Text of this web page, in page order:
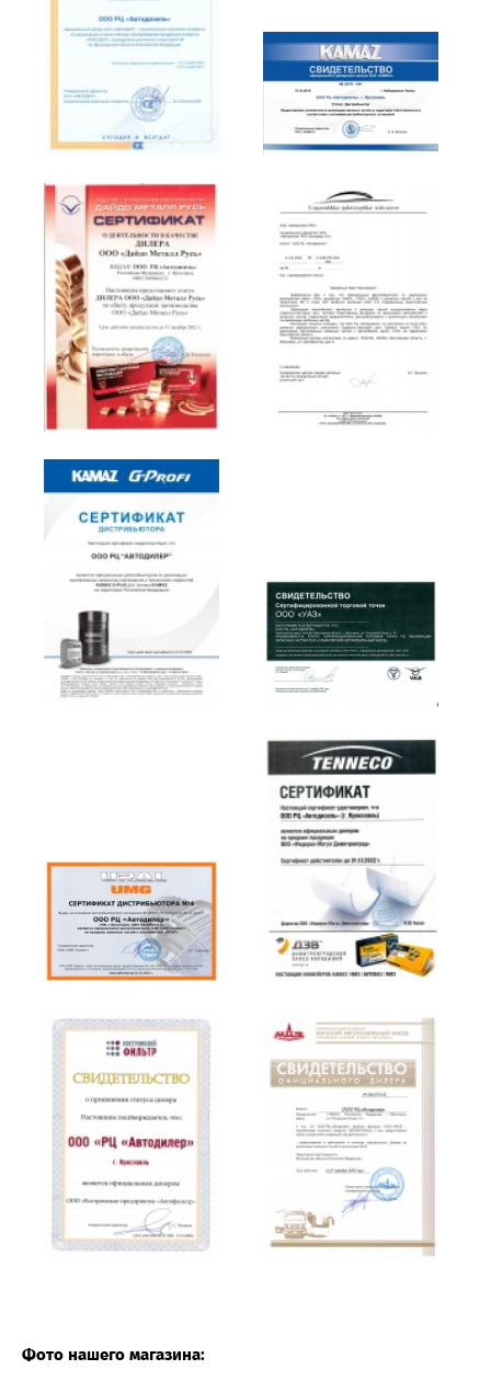
Фото нашего магазина: